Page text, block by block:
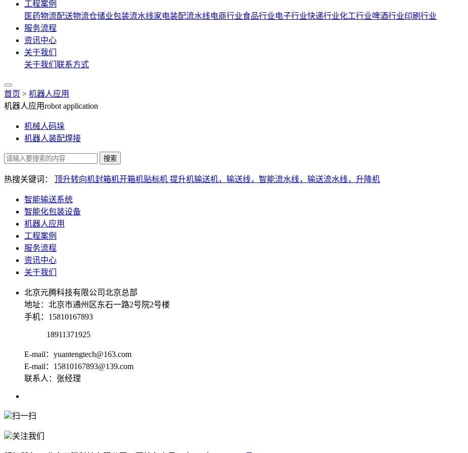
工程案例
医药物流配送物流仓储业包装流水线家电装配流水线电商行业食品行业电子行业快递行业化工行业啤酒行业印刷行业
服务流程
资讯中心
关于我们
关于我们 联系方式
首页 > 机器人应用
机器人应用robot application
机械人码垛
机器人装配焊接
搜索
热搜关键词： 顶升转向机封箱机开箱机贴标机 提升机输送机，输送线，智能流水线，输送流水线，升降机
智能输送系统
智能化包装设备
机器人应用
工程案例
服务流程
资讯中心
关于我们
北京元腾科技有限公司北京总部
地址：北京市通州区东石一路2号院2号楼
手机：15810167893
18911371925
E-mail：yuantengtech@163.com
E-mail：15810167893@139.com
联系人：张经理
扫一扫
关注我们